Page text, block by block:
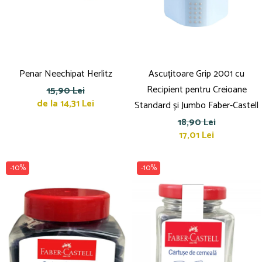
Caiete Biologie
Caiete cu Spirală
Caiete Dictando
Caiete Studențești
Caiete Tip I
Caiete Tip II
Caiete Velin
Vocabulare
Calculatoare
Instrumente de scris și desen
Penar Neechipat Herlitz
15,90 Lei
de la 14,31 Lei
Ascuțitoare Grip 2001 cu
Recipient pentru Creioane
Standard și Jumbo Faber-Castell
18,90 Lei
17,01 Lei
-10% -10%